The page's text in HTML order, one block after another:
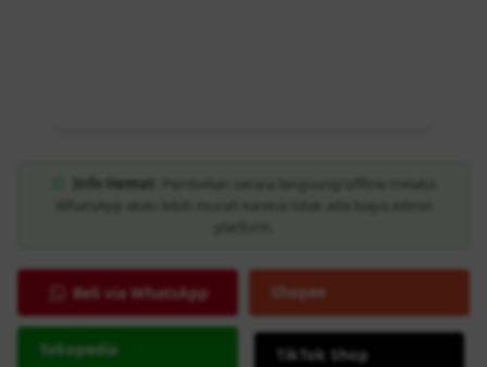
Info Hemat:
Beli via WhatsApp Shopee
Tokopedia TikTok Shop